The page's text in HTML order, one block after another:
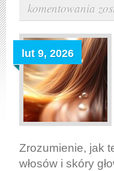
komentowania pH
i
skóry
głowy:
jak
dla
i
lut 9, 2026
Zrozumienie, jak
włosów i skóry